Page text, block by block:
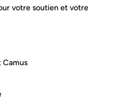
votre soutien et votre
Camus